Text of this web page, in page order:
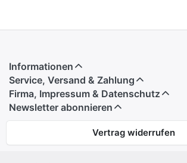
Informationen
Service, Versand & Zahlung
Firma, Impressum & Datenschutz
Newsletter abonnieren
Vertrag widerrufen